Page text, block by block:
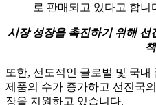
로 판매되고 있다고 합니
시장 성장을 촉진하기 위해
책
또한, 선도적인 글로벌 및 국
제품의 수가 증가하고 선진국
장을 지원하고 있습니다.